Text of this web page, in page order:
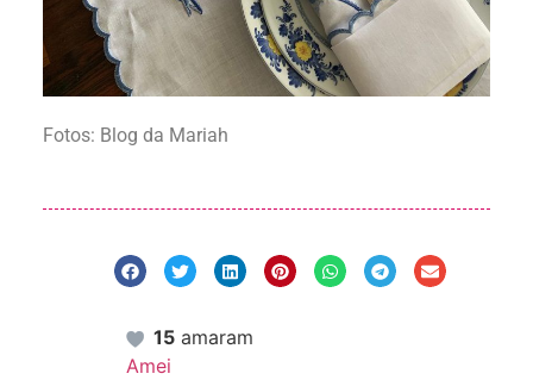
Fotos: Blog da Mariah
15 amaram
Amei